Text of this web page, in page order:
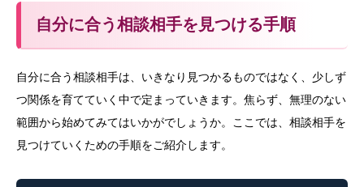
自分に合う相談相手を見つける手順
自分に合う相談相手は、いきなり見つかるものではなく、少しず
つ関係を育てていく中で定まっていきます。焦らず、無理のない
範囲から始めてみてはいかがでしょうか。ここでは、相談相手を
見つけていくための手順をご紹介します。